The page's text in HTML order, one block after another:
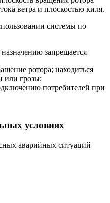
ветра и плоскостью киля.
системы по
запрещается
ротора; находиться
или грозы;
потребителей при
условиях
аварийных ситуаций